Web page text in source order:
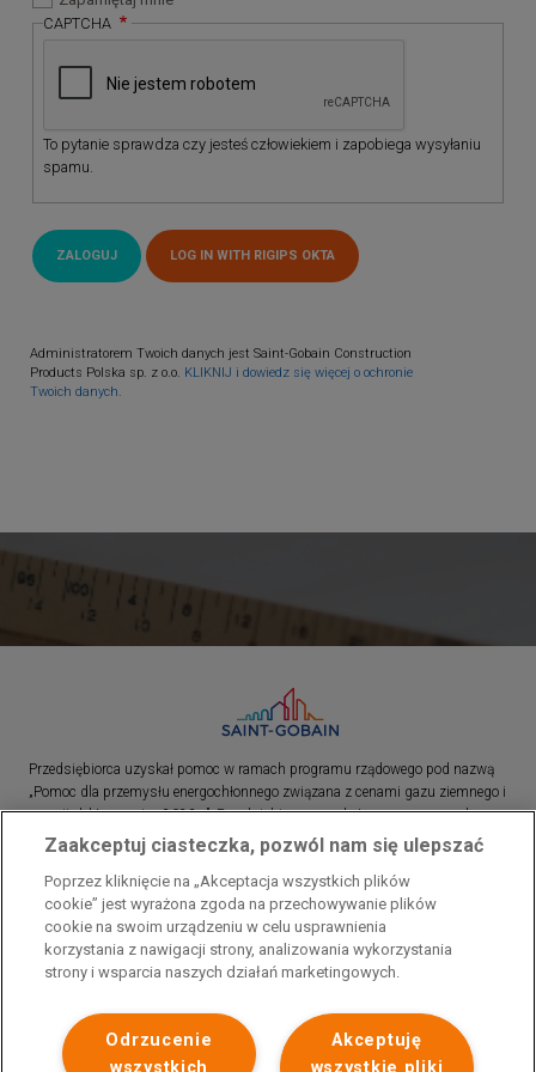
CAPTCHA
To pytanie sprawdza czy jesteś człowiekiem i zapobiega wysyłaniu
spamu.
Administratorem Twoich danych jest Saint-Gobain Construction
Products Polska sp. z o.o. KLIKNIJ i dowiedz się więcej o ochronie
Twoich danych.
Przedsiębiorca uzyskał pomoc w ramach programu rządowego pod nazwą
„Pomoc dla przemysłu energochłonnego związana z cenami gazu ziemnego i
energii elektrycznej w 2023 r.”. Przedsiębiorca uzyskał pomoc w ramach
programu rządowego pod nazwą: „Pomoc dla sektorów energochłonnych
związana z nagłymi wzrostami cen gazu ziemnego i energii elektrycznej w
2022 r.”
Zaakceptuj ciasteczka, pozwól nam się ulepszać
Poprzez kliknięcie na „Akceptacja wszystkich plików
cookie” jest wyrażona zgoda na przechowywanie plików
cookie na swoim urządzeniu w celu usprawnienia
korzystania z nawigacji strony, analizowania wykorzystania
strony i wsparcia naszych działań marketingowych.
Akceptuję
wszystkie pliki
Odrzucenie
wszystkich